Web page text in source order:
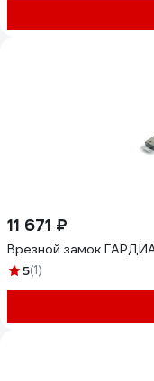
11 671 ₽
Врезной замок
5(1)